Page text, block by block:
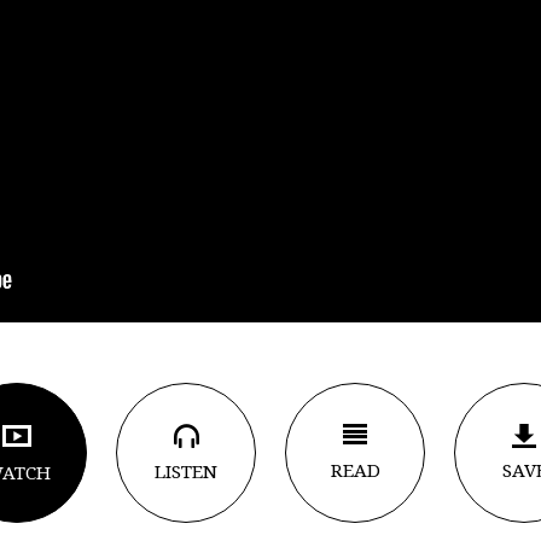
LISTEN READ